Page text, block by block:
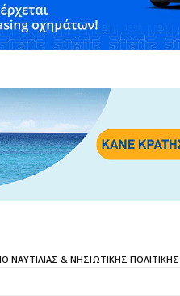
ΝΑΥΤΙΛΙΑΣ & ΝΗΣΙΩΤΙΚΗΣ ΠΟΛΙΤΙΚΗΣ